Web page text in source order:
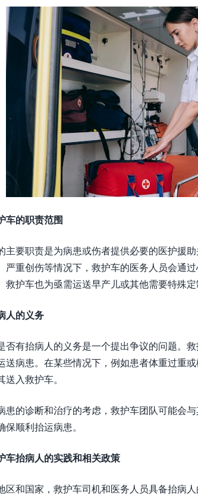
车的职责范围
主要职责是为病患或伤者提供必要的医护援
严重创伤等情况下，救护车的医务人员会通
救护车也为亟需运送早产儿或其他需要特殊
人的义务
否有抬病人的义务是一个提出争议的问题。
送病患。在某些情况下，例如患者体重过重
入救护车。
患的诊断和治疗的考虑，救护车团队可能会
保顺利抬运病患。
车抬病人的实践和相关政策
区和国家，救护车司机和医务人员具备抬病